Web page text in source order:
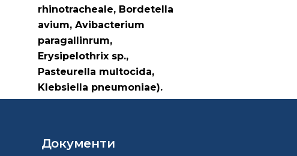
rhinotracheale, Bordetella
avium, Avibacterium
paragallinrum,
Erysipelothrix sp.,
Pasteurella multocida,
Klebsiella pneumoniae).
Документи